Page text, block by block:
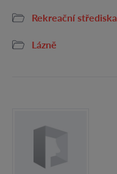
Rekreační střediska
Lázně